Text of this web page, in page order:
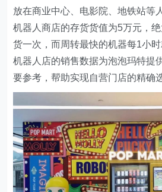
放在商业中心、电影院、地铁站等
机器人商店的存货货值为5万元，
货一次，而周转最快的机器每1小时
机器人店的销售数据为泡泡玛特提
要参考，帮助实现自营门店的精确